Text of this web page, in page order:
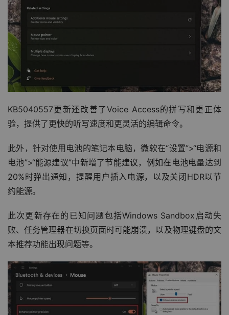
KB5040557更新还改善了Voice Access的拼写和更正体
验，提供了更快的听写速度和更灵活的编辑命令。
此外，针对使用电池的笔记本电脑，微软在“设置”>“电源和
电池”>“能源建议”中新增了节能建议，例如在电池电量达到
20%时弹出通知，提醒用户插入电源，以及关闭HDR以节
约能源。
此次更新存在的已知问题包括Windows Sandbox启动失
败、任务管理器在切换页面时可能崩溃，以及物理键盘的文
本推荐功能出现问题等。